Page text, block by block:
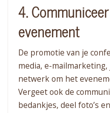
4.
evenement
De promotie van je
media, e-
netwerk om het
Vergeet ook de
bedankjes, deel foto’s